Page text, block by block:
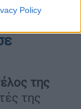
Policy
της
της